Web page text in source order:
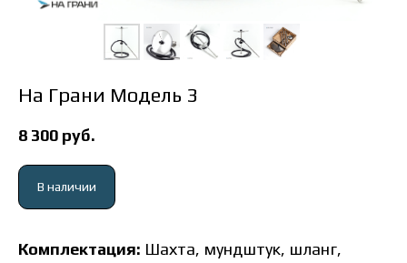
На Грани Модель 3
8 300 руб.
В наличии
Комплектация: Шахта, мундштук, шланг,